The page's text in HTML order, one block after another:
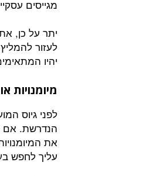
מגייסים
יתר על כן,
לעזור
יהיו
מיומנויות
לפני גיוס
הנדרשת. אם
את
עליך לחפש